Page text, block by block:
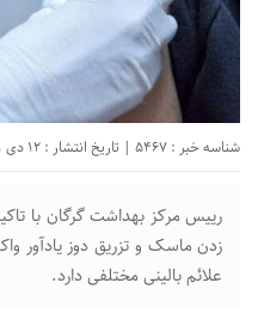
شناسه خبر : 5467 | تاریخ انتشار : 12 دی 1401 - 17:10 |
رییس مرکز بهداشت گرگان با
زدن ماسک و تزریق دوز یادآور
علائم بالینی مختلفی دارد.